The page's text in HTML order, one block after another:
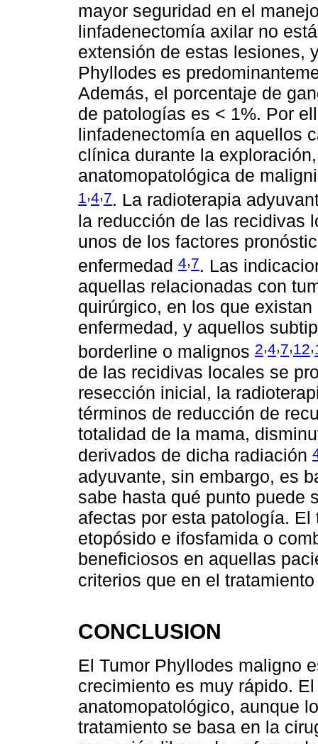
mayor seguridad en el
linfadenectomía axilar no
extensión de estas lesiones,
Phyllodes es
Además, el porcentaje de
de patologías es < 1%. Por
linfadenectomía en aquellos
clínica durante la
anatomopatológica de
1 ,4,7. La radioterapia
la reducción de las recidivas
unos de los factores
enfermedad 4,7. Las
aquellas relacionadas con
quirúrgico, en los que
enfermedad, y aquellos
borderline o malignos 2,4,7,12,
de las recidivas locales se
resección inicial, la
términos de reducción de
totalidad de la mama,
derivados de dicha radiación
adyuvante, sin embargo, es
sabe hasta qué punto puede
afectas por esta patología.
etopósido e ifosfamida o
beneficiosos en aquellas
criterios que en el
CONCLUSION
El Tumor Phyllodes maligno
crecimiento es muy rápido.
anatomopatológico, aunque
tratamiento se basa en la